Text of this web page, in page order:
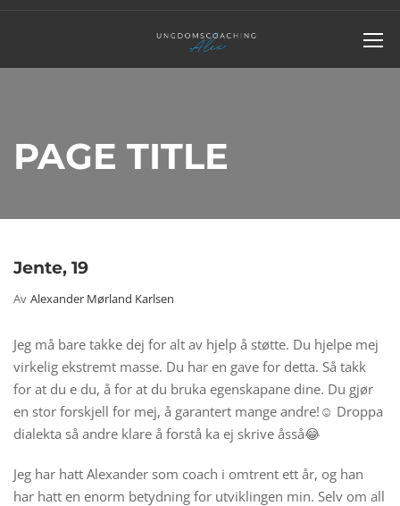
PAGE TITLE
Jente, 19
Av Alexander Mørland Karlsen
Jeg må bare takke dej for alt av hjelp å støtte. Du hjelpe mej
virkelig ekstremt masse. Du har en gave for detta. Så takk
for at du e du, å for at du bruka egenskapane dine. Du gjør
en stor forskjell for mej, å garantert mange andre!☺️ Droppa
dialekta så andre klare å forstå ka ej skrive åsså😂
Jeg har hatt Alexander som coach i omtrent ett år, og han
har hatt en enorm betydning for utviklingen min. Selv om all